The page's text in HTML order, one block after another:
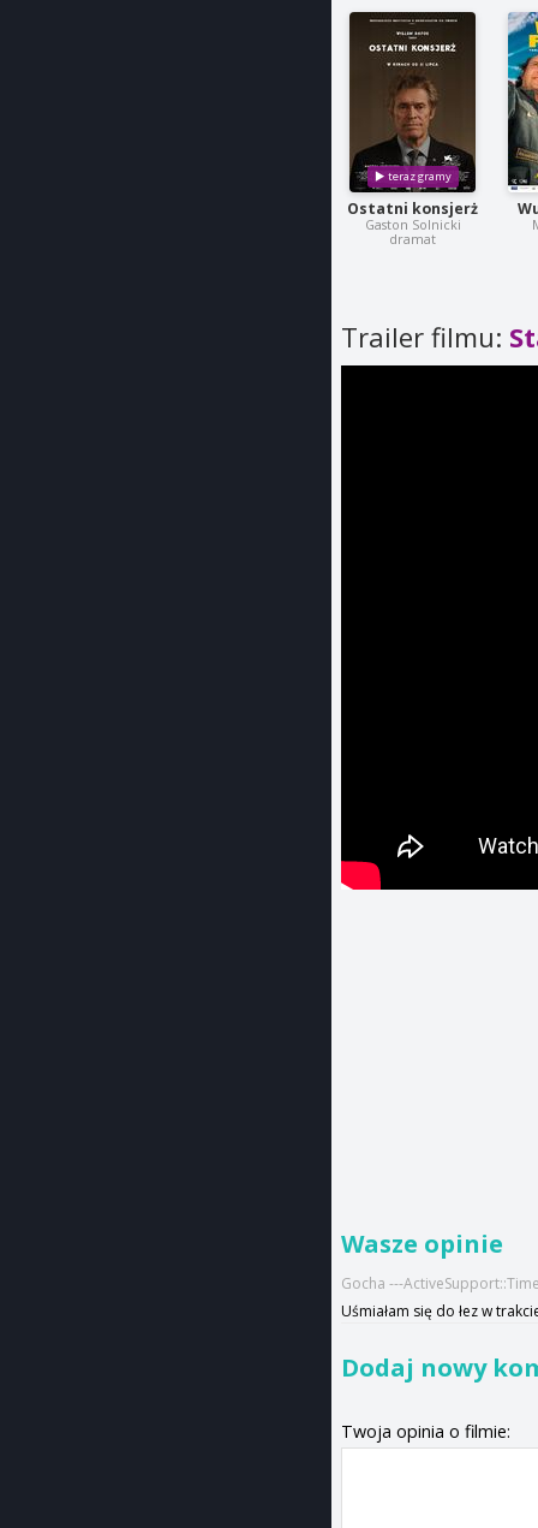
Ostatni konsjerż
Gaston Solnicki
dramat
Trailer filmu:
Wasze opinie
Gocha ---
Uśmiałam się do łez w
Dodaj nowy
Twoja opinia o filmie: